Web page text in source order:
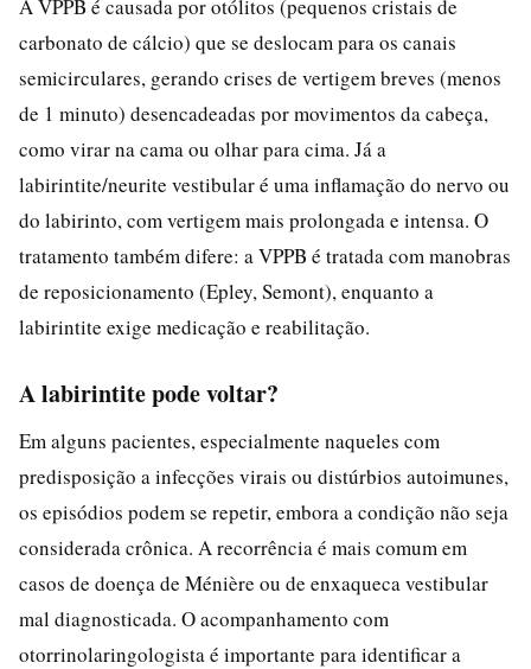
A VPPB é causada por otólitos (pequenos cristais de
carbonato de cálcio) que se deslocam para os canais
semicirculares, gerando crises de vertigem breves (menos
de 1 minuto) desencadeadas por movimentos da cabeça,
como virar na cama ou olhar para cima. Já a
labirintite/neurite vestibular é uma inflamação do nervo ou
do labirinto, com vertigem mais prolongada e intensa. O
tratamento também difere: a VPPB é tratada com manobras
de reposicionamento (Epley, Semont), enquanto a
labirintite exige medicação e reabilitação.
A labirintite pode voltar?
Em alguns pacientes, especialmente naqueles com
predisposição a infecções virais ou distúrbios autoimunes,
os episódios podem se repetir, embora a condição não seja
considerada crônica. A recorrência é mais comum em
casos de doença de Ménière ou de enxaqueca vestibular
mal diagnosticada. O acompanhamento com
otorrinolaringologista é importante para identificar a